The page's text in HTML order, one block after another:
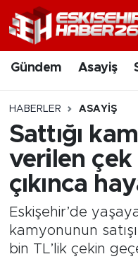
Gündem Asayiş
HABERLER ASAYIŞ
Sattığı
verilen çek
çıkınca
Eskişehir’de
kamyonunun
bin TL’lik çekin
Gündem
Asayiş
Siyaset
Spor
Ekonomi
Nöbetçi
Hava Durumu
Trafik Durumu
Süper Lig Puan
Tüm Manşetler
Son Dakika